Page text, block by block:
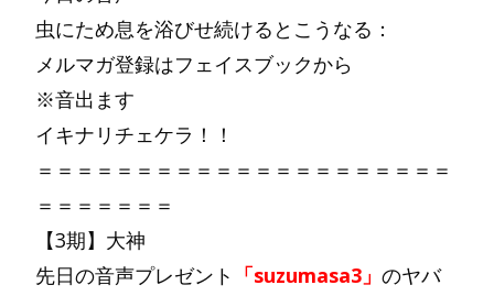
虫にため息を浴びせ続けるとこうなる：
メルマガ登録はフェイスブックから
※音出ます
イキナリチェケラ！！
＝＝＝＝＝＝＝＝＝＝＝＝＝＝＝＝＝＝＝＝＝
＝＝＝＝＝＝＝
【3期】大神
先日の音声プレゼント 「suzumasa3」 のヤバ